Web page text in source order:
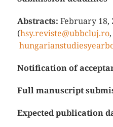
Abstracts: February 18,
(hsy.reviste@ubbcluj.ro,
Notification of
Full manuscript
Expected publication